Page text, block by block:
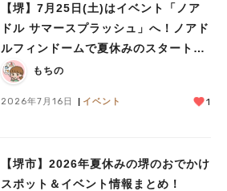
【堺】7月25日(土)はイベント「ノア
ドル サマースプラッシュ」へ！ノアド
ルフィンドームで夏休みのスタートを
楽しもうもちの
2026年7月16日 イベント 1
【堺市】2026年夏休みの堺のおでかけ
スポット＆イベント情報まとめ！